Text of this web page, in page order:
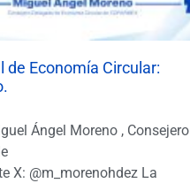
de Economía Circular:
Ángel Moreno , Consejero
X: @m_morenohdez La